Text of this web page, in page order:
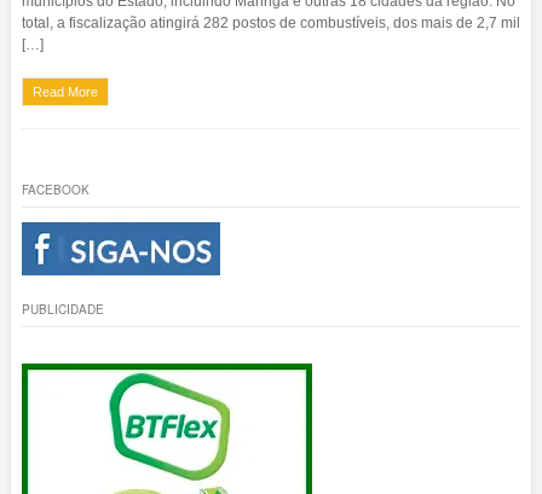
total, a fiscalização atingirá 282 postos de combustíveis, dos mais de 2,7 mil
[…]
Read More
FACEBOOK
PUBLICIDADE